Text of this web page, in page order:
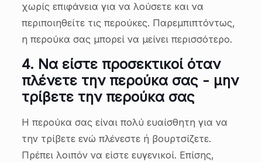
χωρίς επιφάνεια για να λούσετε και να
περιποιηθείτε τις περούκες. Παρεμπιπτόντως,
η περούκα σας μπορεί να μείνει περισσότερο.
4. Να είστε προσεκτικοί όταν
πλένετε την περούκα σας - μην
τρίβετε την περούκα σας
Η περούκα σας είναι πολύ ευαίσθητη για να
την τρίβετε ενώ πλένεστε ή βουρτσίζετε.
Πρέπει λοιπόν να είστε ευγενικοί. Επίσης,